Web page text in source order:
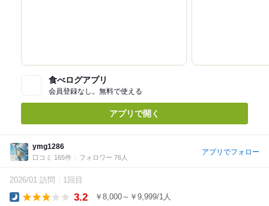
食べログアプリ
会員登録なし。無料で使える
アプリで開く
ymg1286
口コミ 165件 フォロワー 76人
アプリでフォロー
2026/01 訪問 1回目
3.2 ￥8,000～￥9,999/1人